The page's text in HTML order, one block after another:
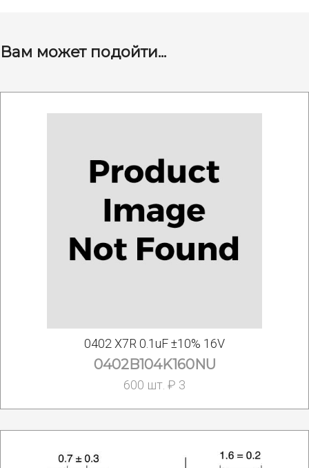
Вам может подойти...
0402 X7R 0.1uF ±10% 16V
0402B104K160NU
600 шт. ₽ 3